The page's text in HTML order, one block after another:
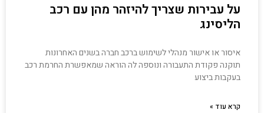
על עבירות שצריך להיזהר מהן עם רכב
הליסינג
איסור או אישור מנהלי לשימוש ברכב חברה בשנים האחרונות
תוקנה פקודת התעבורה ונוספה לה הוראה שמאפשרת החרמת רכב
בעקבות ביצוע
קרא עוד »